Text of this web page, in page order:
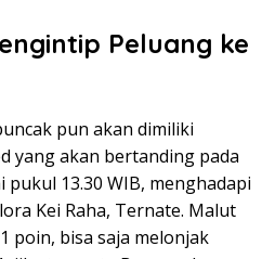
Peluang ke
pun akan dimiliki
yang akan bertanding pada
13.30 WIB, menghadapi
Kei Raha, Ternate. Malut
poin, bisa saja melonjak